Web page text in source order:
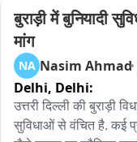
जिला स्तरीय अधिकारी
एएनएम प्रशिक्षणार्थी,
खिलाड़ी सहित अन्य
लिया। संभागियों ने भारत
रहे राष्ट्रभक्ति के नारों से
गड़ीसर चौराहा से रवाना
स्टैंड चौराहा, हनुमान
बुराड़ी में बुनियादी
मांग
NA Nasim Ahmad
Delhi, Delhi:
उत्तरी दिल्ली की बुराड़ी
सुविधाओं से वंचित है. कई